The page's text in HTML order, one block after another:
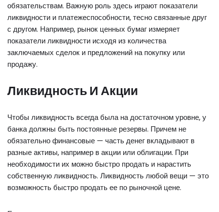
обязательствам. Важную роль здесь играют показатели
ликвидности и платежеспособности, тесно связанные друг
с другом. Например, рынок ценных бумаг измеряет
показатели ликвидности исходя из количества
заключаемых сделок и предложений на покупку или
продажу.
Ликвидность И Акции
Чтобы ликвидность всегда была на достаточном уровне, у
банка должны быть постоянные резервы. Причем не
обязательно финансовые — часть денег вкладывают в
разные активы, например в акции или облигации. При
необходимости их можно быстро продать и нарастить
собственную ликвидность. Ликвидность любой вещи — это
возможность быстро продать ее по рыночной цене.